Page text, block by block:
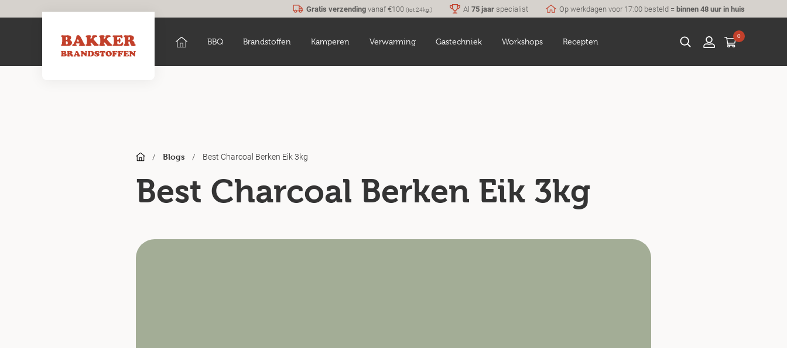
Gratis verzendingvanaf €100 (tot 24kg.) Al 75 jaarspecialist Op werkdagen voor 17:00 besteld =binnen 48 uur in huis
BBQ Brandstoffen Kamperen Verwarming Gastechniek Workshops Recepten
0
/ Blogs / Best Charcoal Berken Eik 3kg
Best Charcoal Berken Eik 3kg